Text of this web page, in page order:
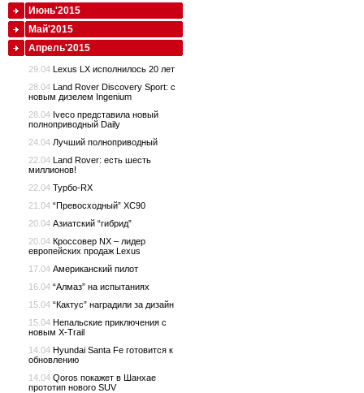
Июнь'2015
Май'2015
Апрель'2015
29.04 Lexus LX исполнилось 20 лет
28.04 Land Rover Discovery Sport: с
новым дизелем Ingenium
28.04 Iveco представила новый
полноприводный Daily
24.04 Лучший полноприводный
22.04 Land Rover: есть шесть
миллионов!
22.04 Турбо-RX
21.04 “Превосходный” XC90
20.04 Азиатский “гибрид”
20.04 Кроссовер NX – лидер
европейских продаж Lexus
17.04 Американский пилот
16.04 “Алмаз” на испытаниях
15.04 “Кактус” наградили за дизайн
15.04 Непальские приключения с
новым X-Trail
14.04 Hyundai Santa Fe готовится к
обновлению
14.04 Qoros покажет в Шанхае
прототип нового SUV